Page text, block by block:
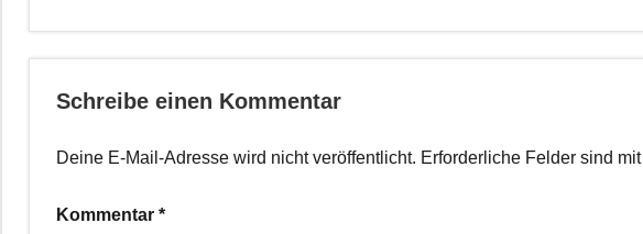
Schreibe einen Kommentar
Deine E-Mail-Adresse wird nicht veröffentlicht. Erforderliche Felder sind mit
Kommentar *